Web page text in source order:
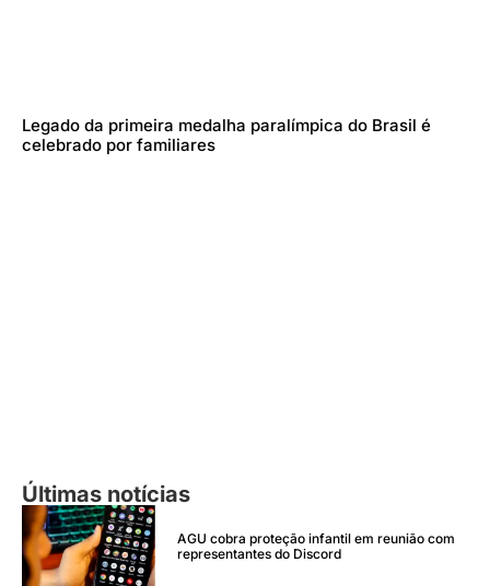
Legado da primeira medalha paralímpica do Brasil é
celebrado por familiares
Últimas notícias
AGU cobra proteção infantil em reunião com
representantes do Discord